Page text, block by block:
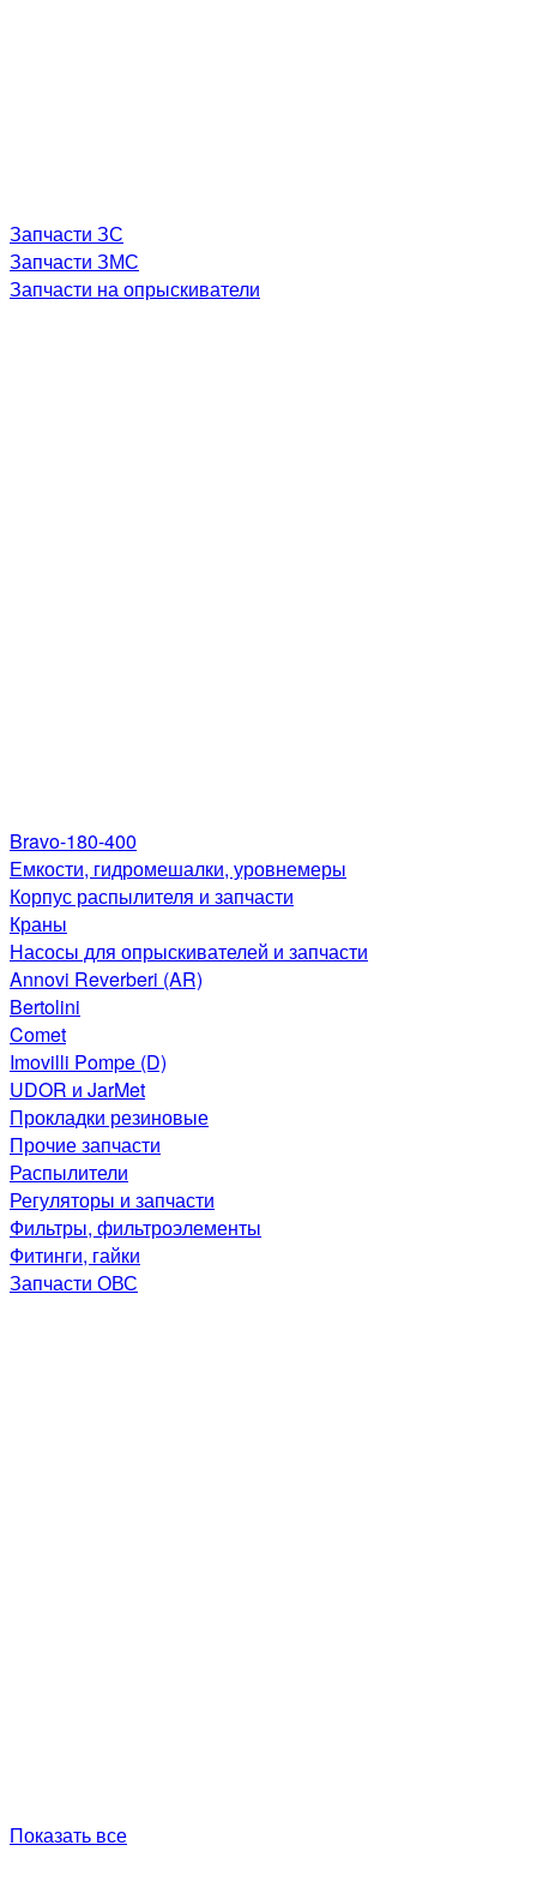
Запчасти ЗС
Запчасти ЗМС
Запчасти на опрыскиватели
Bravo-180-400
Емкости, гидромешалки, уровнемеры
Корпус распылителя и запчасти
Краны
Насосы для опрыскивателей и запчасти
Annovi Reverberi (AR)
Bertolini
Comet
Imovilli Pompe (D)
UDOR и JarMet
Прокладки резиновые
Прочие запчасти
Распылители
Регуляторы и запчасти
Фильтры, фильтроэлементы
Фитинги, гайки
Запчасти ОВС
Показать все